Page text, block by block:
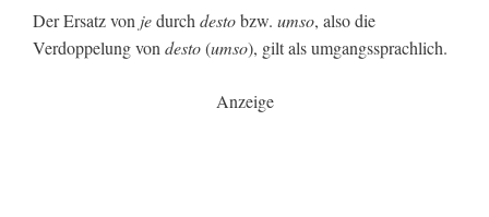
Der Ersatz von jedurch destobzw. umso, also die
Verdoppelung von desto(umso), gilt als umgangssprachlich.
Anzeige